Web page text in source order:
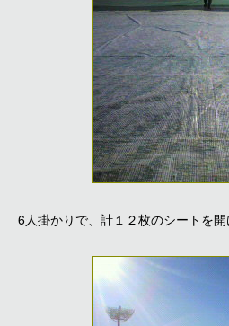
6人掛かりで、計１２枚のシートを開